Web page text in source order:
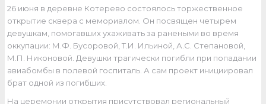
26 июня в деревне Котерево состоялось торжественное
открытие сквера с мемориалом. Он посвящен четырем
девушкам, помогавших ухаживать за ранеными во время
оккупации: М.Ф. Бусоровой, Т.И. Ильиной, А.С. Степановой,
М.П. Никоновой. Девушки трагически погибли при попадании
авиабомбы в полевой госпиталь. А сам проект инициировал
брат одной из погибших.
На церемонии открытия присутствовал региональный